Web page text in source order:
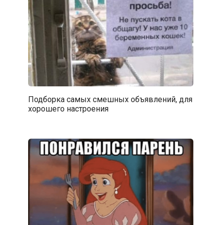
Подборка самых смешных объявлений, для
хорошего настроения